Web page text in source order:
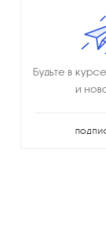
Будьте в
и